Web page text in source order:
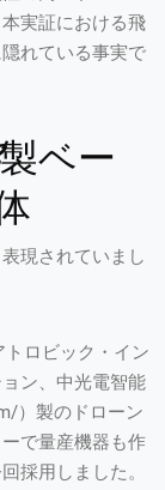
実証における飛
れている事実で
ベー
現されていまし
ロビック・イン
ン、中光電智能
）製のドローン
で量産機器も作
採用しました。